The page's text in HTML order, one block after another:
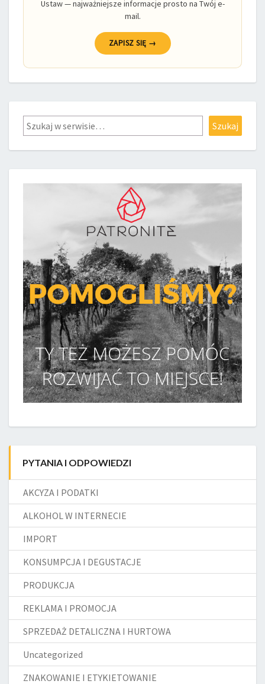
Ustaw — najważniejsze informacje prosto na Twój e-
mail.
ZAPISZ SIĘ →
Szukaj Szukaj
PYTANIA I ODPOWIEDZI
AKCYZA I PODATKI
ALKOHOL W INTERNECIE
IMPORT
KONSUMPCJA I DEGUSTACJE
PRODUKCJA
REKLAMA I PROMOCJA
SPRZEDAŻ DETALICZNA I HURTOWA
Uncategorized
ZNAKOWANIE I ETYKIETOWANIE